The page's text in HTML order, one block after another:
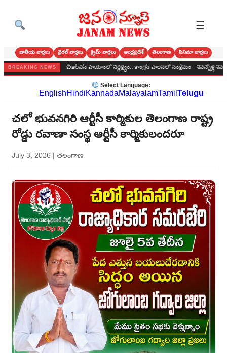
☰
జాతీయ వార్తలు వైరల్ వార్తలు క్రైమ్ వార్తలు ఆంధ్రప్రదేశ్ తెలంగాణ సినిమా వార్తలు
BREAKING NEWS
పండుగ బీఆర్‌ఎస్‌ హయాంలో నిర్లక్ష్యం.. కాంగ్రెస్‌ పాలనలో సంక్షేమం-- శివన్నోళ్ల శివకుమార్
Select Language:
EnglishHindiKannadaMalayalamTamil Telugu
చలో భువనగిరి ఆర్టీసీ కార్మికుల తెలంగాణ రాష్ట్ర
రోడ్డు రవాణా సంస్థ ఆర్టీసీ కార్మికులందరూ
July 3, 2026 | తెలంగాణ